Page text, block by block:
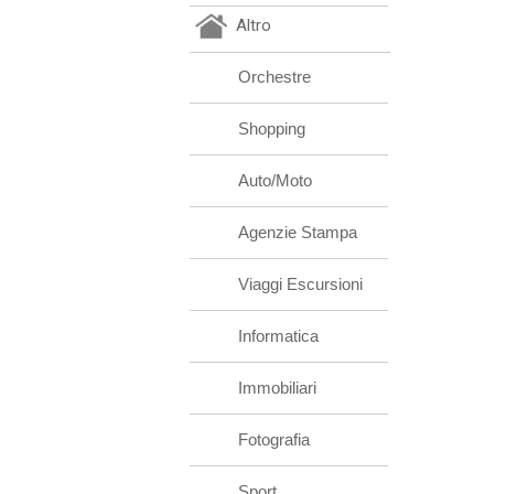
Altro
Orchestre
Shopping
Auto/Moto
Agenzie Stampa
Viaggi Escursioni
Informatica
Immobiliari
Fotografia